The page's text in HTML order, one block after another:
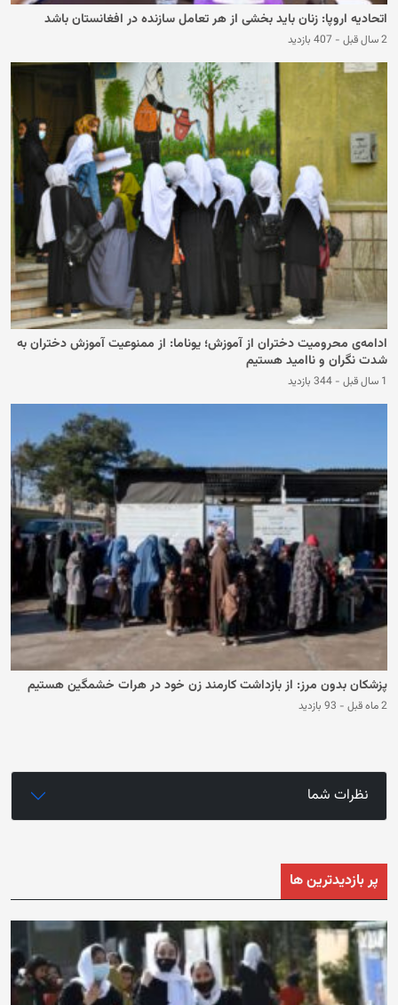
اتحادیه اروپا: زنان باید بخشی از هر تعامل سازنده در افغانستان باشد
2 سال قبل - 407 بازدید
ادامه‌ی محرومیت دختران از آموزش؛ یوناما: از ممنوعیت آموزش دختران به
شدت نگران و ناامید هستیم
1 سال قبل - 344 بازدید
پزشکان بدون مرز: از بازداشت کارمند زن خود در هرات خشمگین هستیم
2 ماه قبل - 93 بازدید
نظرات شما
پر بازدیدترین ها